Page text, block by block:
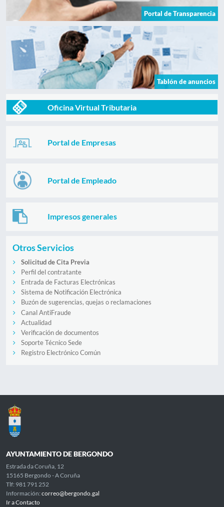
Portal de Transparencia
Tablón de anuncios
Oficina Virtual Tributaria
Portal de Empresas
Portal de Empleado
Impresos generales
Otros Servicios
Solicitud de Cita Previa
Perfil del contratante
Entrada de Facturas Electrónicas
Sistema de Notificación Electrónica
Buzón de sugerencias, quejas o reclamaciones
Canal AntiFraude
Actualidad
Verificación de documentos
Soporte Técnico Sede
Registro Electrónico Común
AYUNTAMIENTO DE BERGONDO
Estrada da Coruña, 12
15165 Bergondo - A Coruña
Tlf: 981 791 252
Información: correo@bergondo.gal
Ir a Contacto